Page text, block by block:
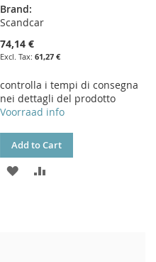
Brand:
Scandcar
74,14 €
61,27 €
controlla i tempi di consegna
nei dettagli del prodotto
Voorraad info
Add to Cart
ADD